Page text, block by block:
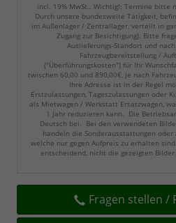
incl. 19% MwSt.. Wichtig!: Termine bitte
Durch unsere bundesweite Tätigkeit,
im Außenlager / Zentrallager, verteilt in
Zugang zur Besichtigung). Bitte
Auslieferungs-Standort und
Fahrzeugbereitstellung /
("Überführungskosten") für Ihr
zwischen 60,00 und 890,00€, je nach
Ihre Adresse ist in der Regel
Erstzulassungen, Tageszulassungen oder
als Mietwagen / Werkstatt Ersatzwagen,
1 Jahr reduzieren kann. Die
Deutsch bei. Bei den verwendeten
handeln die Sonderausstattungen oder
welche nur gegen Aufpreis zu erhalten
entscheidend, nicht die gezeigten
Fragen stellen /